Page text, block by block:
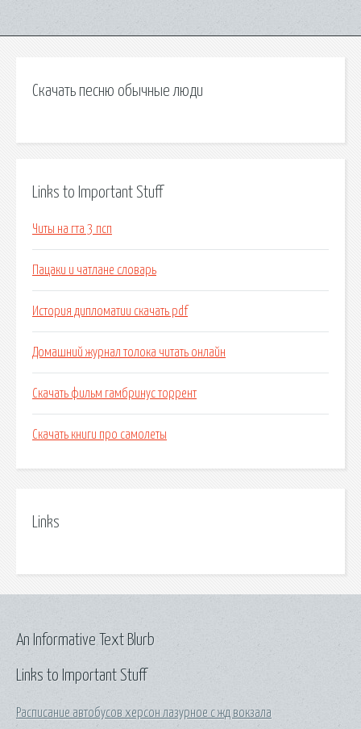
Скачать песню обычные люди
Links to Important Stuff
Читы на гта 3 псп
Пацаки и чатлане словарь
История дипломатии скачать pdf
Домашний журнал толока читать онлайн
Скачать фильм гамбринус торрент
Скачать книги про самолеты
Links
Links to Important Stuff
Расписание автобусов херсон лазурное с жд вокзала
An Informative Text Blurb